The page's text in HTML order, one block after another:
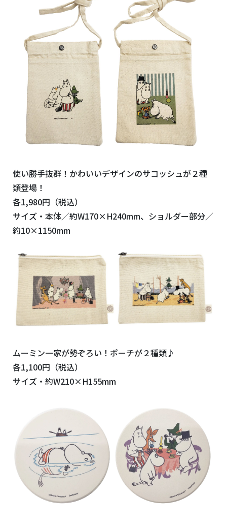
使い勝手抜群！かわいいデザインのサコッシュが２種
類登場！
各1,980円（税込）
サイズ・本体／約W170×H240mm、ショルダー部分／
約10×1150mm
ムーミン一家が勢ぞろい！ポーチが２種類♪
各1,100円（税込）
サイズ・約W210×H155mm